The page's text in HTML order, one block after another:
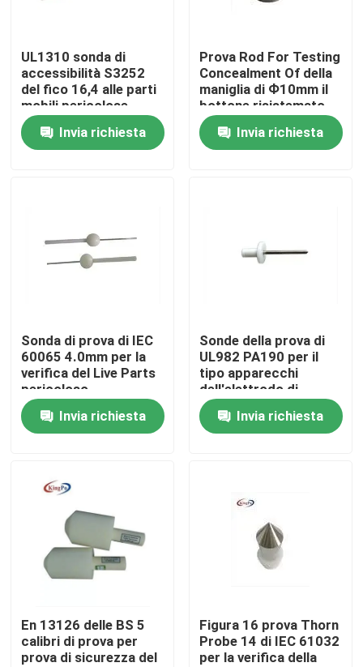
Prodotti
Giro della fabbrica
Controllo di qualità
Attrezzatura di prova di IEC
Attrezzatura di prova di protezione dell'ingresso
UL1310 sonda di
accessibilità S3252
del fico 16,4 alle parti
mobili pericolose
Invia richiesta
Prova Rod For Testing
Concealment Of della
maniglia di Ф10mm il
bottone risistemato
Invia richiesta
Sonda di prova di IEC
60065 4.0mm per la
verifica del Live Parts
pericoloso
Invia richiesta
Sonde della prova di
UL982 PA190 per il
tipo apparecchi
dell'elettrodo di
riscaldamento
Invia richiesta
En 13126 delle BS 5
calibri di prova per
prova di sicurezza del
Figura 16 prova Thorn
Probe 14 di IEC 61032
per la verifica della